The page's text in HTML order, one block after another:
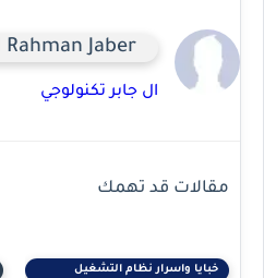
Jaber
ال جابر تكنولوجي
مقالات قد تهمك
خبايا واسرار نظام التشغيل